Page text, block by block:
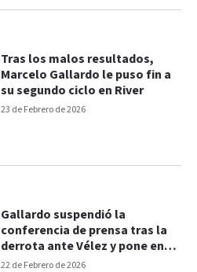
23 de Febrero de 2026
Tras los malos resultados,
Marcelo Gallardo le puso fin a
su segundo ciclo en River
22 de Febrero de 2026
Gallardo suspendió la
conferencia de prensa tras la
derrota ante Vélez y pone en
dudas su futuro en River